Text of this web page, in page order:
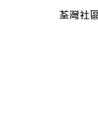
荃灣社